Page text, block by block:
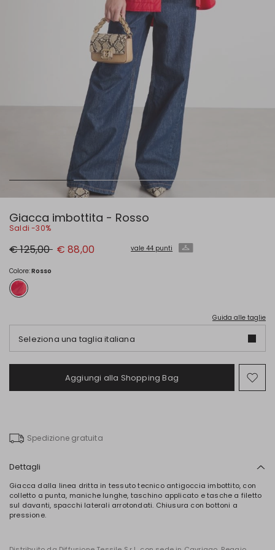
Giacca imbottita - Rosso
Saldi -30%
Prezzo
originale
125,00
€ 125,00 Nuovo
prezzo
€ 88,00 vale 44 punti
Colore:Rosso
Guida alle taglie
Seleziona una taglia italiana
Aggiungi alla Shopping Bag
Spedizione gratuita
Dettagli
Giacca dalla linea dritta in tessuto tecnico antigoccia imbottito, con
colletto a punta, maniche lunghe, taschino applicato e tasche a filetto
sul davanti, spacchi laterali arrotondati. Chiusura con bottoni a
pressione.